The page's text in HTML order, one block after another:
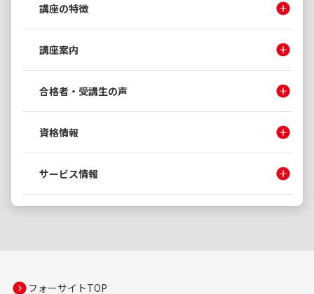
講座の特徴
講座案内
合格者・受講生の声
資格情報
サービス情報
フォーサイトTOP